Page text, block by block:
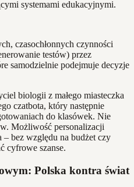
systemami edukacyjnymi.
czasochłonnych czynności
testów) przez
samodzielnie podejmuje decyzje
biologii z małego miasteczka
czatbota, który następnie
do klasówek. Nie
Możliwość personalizacji
– bez względu na budżet czy
cyfrowe szanse.
Polska kontra świat